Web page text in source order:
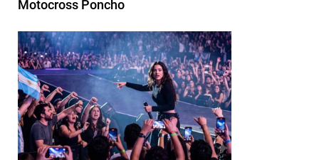
Motocross Poncho